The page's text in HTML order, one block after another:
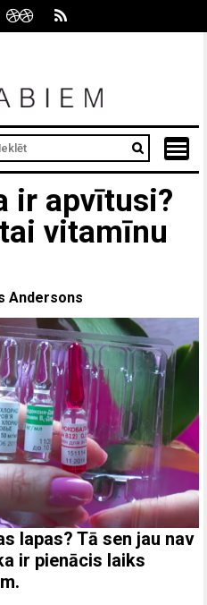
ir apvītusi?
vitamīnu
Andersons
lapas? Tā sen jau nav
ir pienācis laiks